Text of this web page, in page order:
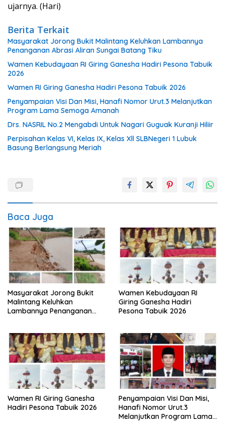
ujarnya. (Hari)
Berita Terkait
Masyarakat Jorong Bukit Malintang Keluhkan Lambannya
Penanganan Abrasi Aliran Sungai Batang Tiku
Wamen Kebudayaan RI Giring Ganesha Hadiri Pesona Tabuik
2026
Wamen RI Giring Ganesha Hadiri Pesona Tabuik 2026
Penyampaian Visi Dan Misi, Hanafi Nomor Urut.3 Melanjutkan
Program Lama Semoga Amanah
Drs. NASRIL No.2 Mengabdi Untuk Nagari Guguak Kuranji Hiliir
Perpisahan Kelas VI, Kelas IX, Kelas Xll SLBNegeri 1 Lubuk
Basung Berlangsung Meriah
Baca Juga
Masyarakat Jorong Bukit
Malintang Keluhkan
Lambannya Penanganan
Wamen Kebudayaan RI
Giring Ganesha Hadiri
Pesona Tabuik 2026
Wamen RI Giring Ganesha
Hadiri Pesona Tabuik 2026
Penyampaian Visi Dan Misi,
Hanafi Nomor Urut.3
Melanjutkan Program Lama